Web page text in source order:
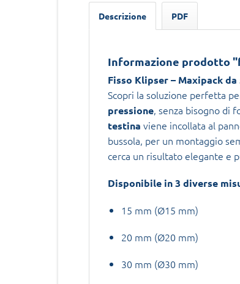
Descrizione PDF
Informazione prodotto
Fisso Klipser – Maxipack
Scopri la soluzione perfetta
pressione, senza bisogno di
testina viene incollata al
bussola, per un montaggio
cerca un risultato elegante e
Disponibile in 3 diverse
15 mm (Ø15 mm)
20 mm (Ø20 mm)
30 mm (Ø30 mm)